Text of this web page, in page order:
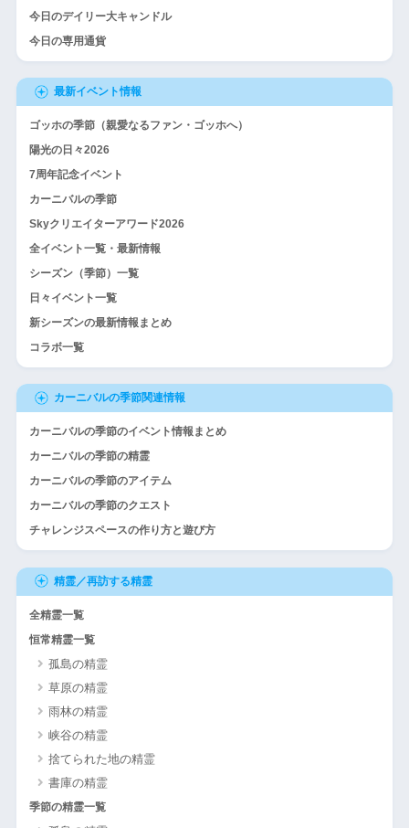
今日のデイリー大キャンドル
今日の専用通貨
最新イベント情報
ゴッホの季節（親愛なるファン・ゴッホへ）
陽光の日々2026
7周年記念イベント
カーニバルの季節
Skyクリエイターアワード2026
全イベント一覧・最新情報
シーズン（季節）一覧
日々イベント一覧
新シーズンの最新情報まとめ
コラボ一覧
カーニバルの季節関連情報
カーニバルの季節のイベント情報まとめ
カーニバルの季節の精霊
カーニバルの季節のアイテム
カーニバルの季節のクエスト
チャレンジスペースの作り方と遊び方
精霊／再訪する精霊
全精霊一覧
恒常精霊一覧
孤島の精霊
草原の精霊
雨林の精霊
峡谷の精霊
捨てられた地の精霊
書庫の精霊
季節の精霊一覧